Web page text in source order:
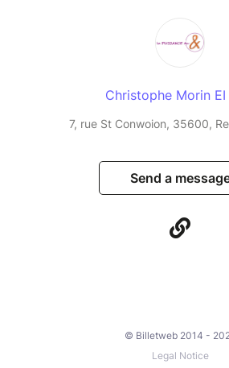
Christophe Morin EI
7, rue St Conwoion, 35600,
Send a
© Billetweb 2014 -
Legal Notice